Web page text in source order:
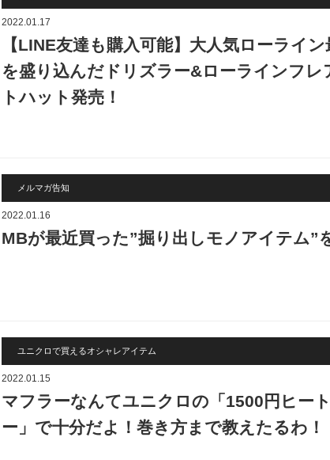
2022.01.17
【LINE友達も購入可能】大人気ローライ
を盛り込んだドリズラー&ローラインフレ
トハット発売！
メルマガ告知
2022.01.16
MBが最近買った”掘り出しモノアイテム”
ユニクロで買えるオシャレアイテム
2022.01.15
マフラーなんてユニクロの「1500円ヒー
ー」で十分だよ！巻き方まで教えたるわ！